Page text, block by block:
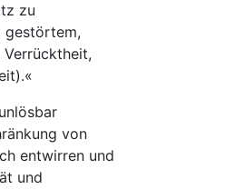
zu
gestörtem,
Verrücktheit,
von
entwirren und
und